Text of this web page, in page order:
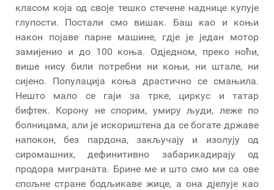
класом која од своје тешко стечене наднице купује
глупости. Постали смо вишак. Баш као и коњи
након појаве парне машине, гдје је један мотор
замијенио и до 100 коња. Одједном, преко ноћи,
више нису били потребни ни коњи, ни штале, ни
сијено. Популација коња драстично се смањила.
Нешто мало се гаји за трке, циркус и татар
бифтек. Корону не спорим, умиру људи, леже по
болницама, али је искориштена да се богате државе
напокон, без пардона, закључају и изолују од
сиромашних, дефинитивно забарикадирају од
продора миграната. Брине ме и што смо ми са ове
спољне стране бодљикаве жице, а она дјелује као